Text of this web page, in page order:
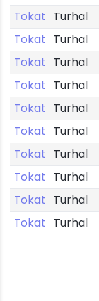
Tokat Turhal
Tokat Turhal
Tokat Turhal
Tokat Turhal
Tokat Turhal
Tokat Turhal
Tokat Turhal
Tokat Turhal
Tokat Turhal
Tokat Turhal